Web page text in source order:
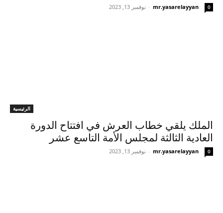
mr.yasarelayyan
- نوفمبر 13, 2023 0
الرئيسية
الملك يلقي خطاب العرش في افتتاح الدورة
العادية الثالثة لمجلس الأمة التاسع عشر
mr.yasarelayyan
- نوفمبر 13, 2023 0